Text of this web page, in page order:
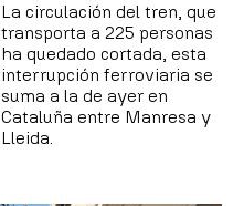
La circulación del tren, que
transporta a 225 personas
ha quedado cortada, esta
interrupción ferroviaria se
suma a la de ayer en
Cataluña entre Manresa y
Lleida.